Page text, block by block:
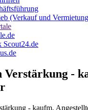
(Verkauf und
Scout24.de
Verstärkung -